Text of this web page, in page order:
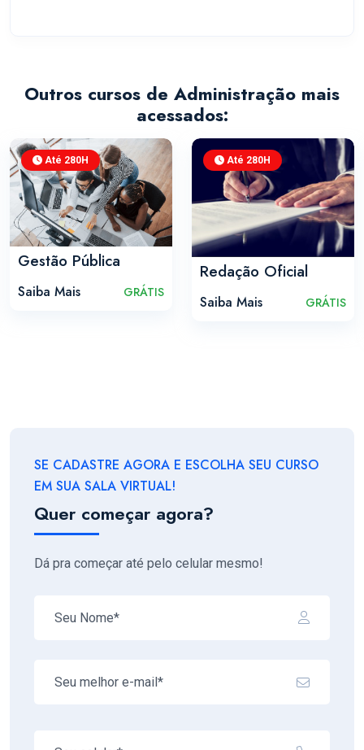
Outros cursos de Administração mais
acessados:
Até 280H
Gestão Pública
Saiba Mais GRÁTIS
Até 280H
Redação Oficial
Saiba Mais GRÁTIS
SE CADASTRE AGORA E ESCOLHA SEU CURSO
EM SUA SALA VIRTUAL!
Quer começar agora?
Dá pra começar até pelo celular mesmo!